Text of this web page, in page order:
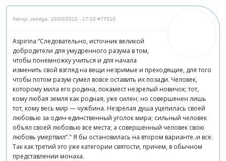
Автор: zetolga 10/03/2012 - 17:03 #77510
Aspirina “Следовательно, источник великой
добродетели для умудренного разума в том,
чтобы понемножку учиться и для начала
изменить свой взгляд на вещи незримые и преходящие, для того
чтобы потом разум сумел вовсе оставить их позади. Человек,
которому мила его родина, покамест незрелый новичок; тот,
кому любая земля как родная, уже силен; но совершенен лишь
тот, кому весь мир — чужбина. Незрелая душа уцепилась своей
любовью за один-единственный уголок мира; сильный человек
объял своей любовью все места; а совершенный человек свою
любовь умертвил”." Я бы остановилась на втором варианте..и все.
Так как третий это уже категории святости, причем, в обычном
представлении монаха.